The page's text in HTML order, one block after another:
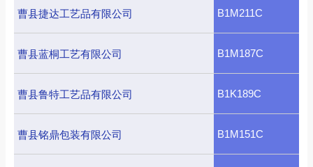
曹县捷达工艺品有限公司 B1M211C
曹县蓝桐工艺有限公司 B1M187C
曹县鲁特工艺品有限公司 B1K189C
曹县铭鼎包装有限公司 B1M151C